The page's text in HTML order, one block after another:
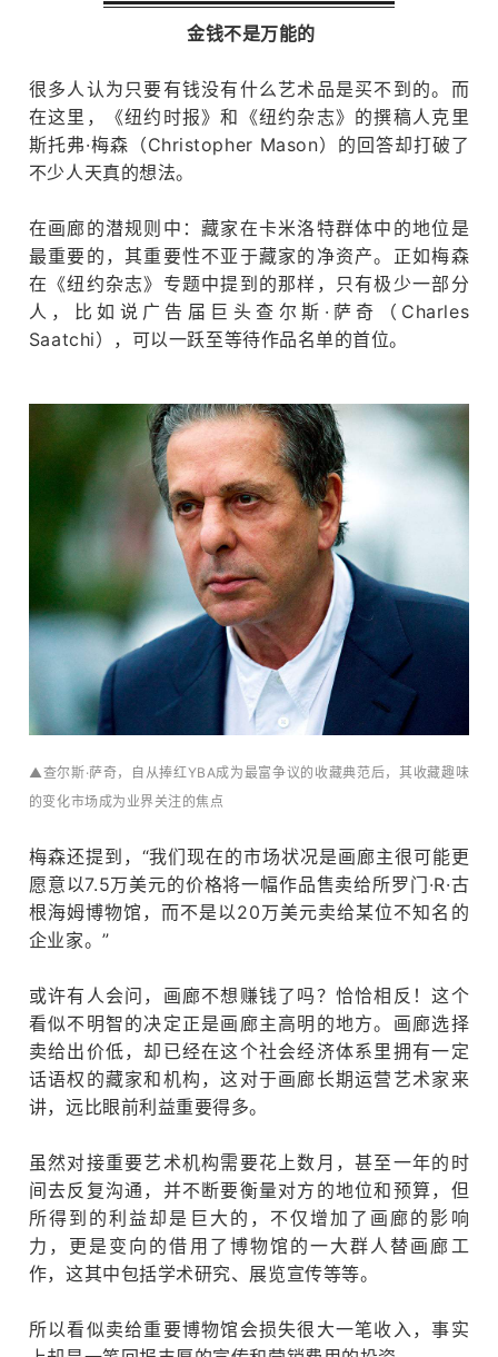
金钱不是万能的
很多人认为只要有钱没有什么艺术品是买不到的。 而
在这里，《纽约时报》和《纽约杂志》的撰稿人克里
斯托弗·梅森（Christopher Mason）的回答却打破了
不少人天真的想法。
在画廊的潜规则中：藏家在卡米洛特群体中的地位是
最重要的，其重要性不亚于藏家的净资产。 正如梅森
在《纽约杂志》专题中提到的那样，只有极少一部分
人，比如说广告届巨头查尔斯·萨奇（Charles
Saatchi），可以一跃至等待作品名单的首位。
▲查尔斯·萨奇，自从捧红YBA成为最富争议的收藏典范后，其收藏趣味
的变化市场成为业界关注的焦点
梅森还提到，“我们现在的市场状况是画廊主很可能更
愿意以7.5万美元的价格将一幅作品售卖给所罗门·R·古
根海姆博物馆，而不是以20万美元卖给某位不知名的
企业家。”
或许有人会问，画廊不想赚钱了吗？ 恰恰相反！这个
看似不明智的决定正是画廊主高明的地方。 画廊选择
卖给出价低，却已经在这个社会经济体系里拥有一定
话语权的藏家和机构，这对于画廊长期运营艺术家来
讲，远比眼前利益重要得多。
虽然对接重要艺术机构需要花上数月，甚至一年的时
间去反复沟通，并不断要衡量对方的地位和预算，但
所得到的利益却是巨大的，不仅增加了画廊的影响
力，更是变向的借用了博物馆的一大群人替画廊工
作，这其中包括学术研究、展览宣传等等。
所以看似卖给重要博物馆会损失很大一笔收入，事实